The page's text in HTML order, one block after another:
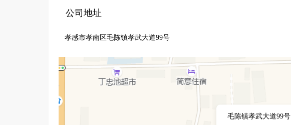
公司地址
孝感市孝南区毛陈镇孝武大道99号
毛陈镇孝武大道99号